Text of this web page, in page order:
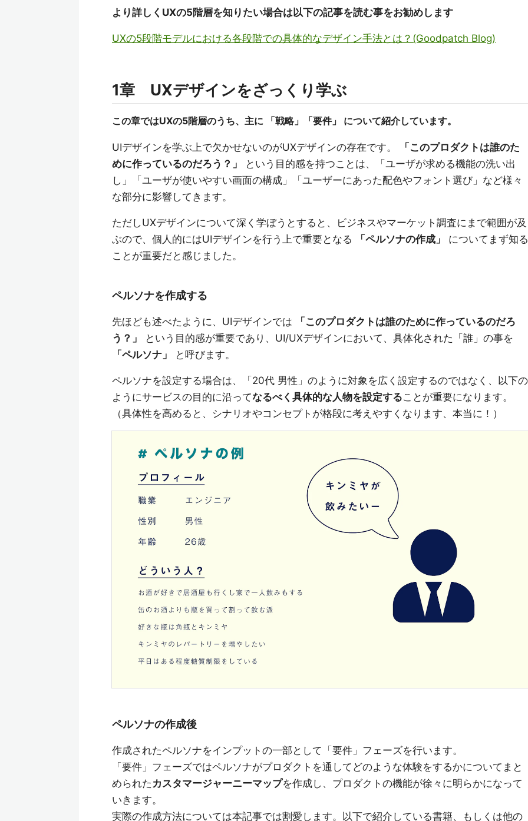
より詳しくUXの5階層を知りたい場合は以下の記事を読む事をお勧めします
UXの5段階モデルにおける各段階での具体的なデザイン手法とは？(Goodpatch Blog)
1章 UXデザインをざっくり学ぶ
この章ではUXの5階層のうち、主に 「戦略」「要件」 について紹介しています。
UIデザインを学ぶ上で欠かせないのがUXデザインの存在です。
「このプロダクトは誰のた
めに作っているのだろう？」
という目的感を持つことは、「ユーザが求める機能の洗い出
し」「ユーザが使いやすい画面の構成」「ユーザーにあった配色やフォント選び」など様々
な部分に影響してきます。
ただしUXデザインについて深く学ぼうとすると、ビジネスやマーケット調査にまで範囲が及
ぶので、個人的にはUIデザインを行う上で重要となる
「ペルソナの作成」
についてまず知る
ことが重要だと感じました。
ペルソナを作成する
先ほども述べたように、UIデザインでは
「このプロダクトは誰のために作っているのだろ
う？」
という目的感が重要であり、UI/UXデザインにおいて、具体化された「誰」の事を
「ペルソナ」
と呼びます。
ペルソナを設定する場合は、「20代 男性」のように対象を広く設定するのではなく、以下の
ようにサービスの目的に沿ってなるべく具体的な人物を設定することが重要になります。
（具体性を高めると、シナリオやコンセプトが格段に考えやすくなります、本当に！）
ペルソナの作成後
作成されたペルソナをインプットの一部として「要件」フェーズを行います。
「要件」フェーズではペルソナがプロダクトを通してどのような体験をするかについてまと
められた カスタマージャーニーマップを作成し、プロダクトの機能が徐々に明らかになって
いきます。
実際の作成方法については本記事では割愛します。以下で紹介している書籍、もしくは他の